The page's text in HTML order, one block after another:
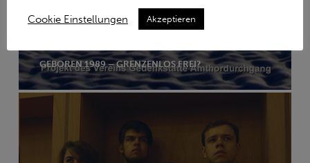
GEBOREN 1989 – GRENZENLOS FREI?
Cookie Einstellungen Akzeptieren